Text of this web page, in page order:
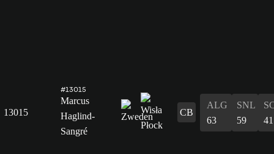
13015
#13015
Marcus
Haglind-
Sangré
CB
ALG
63
SNL
59
41